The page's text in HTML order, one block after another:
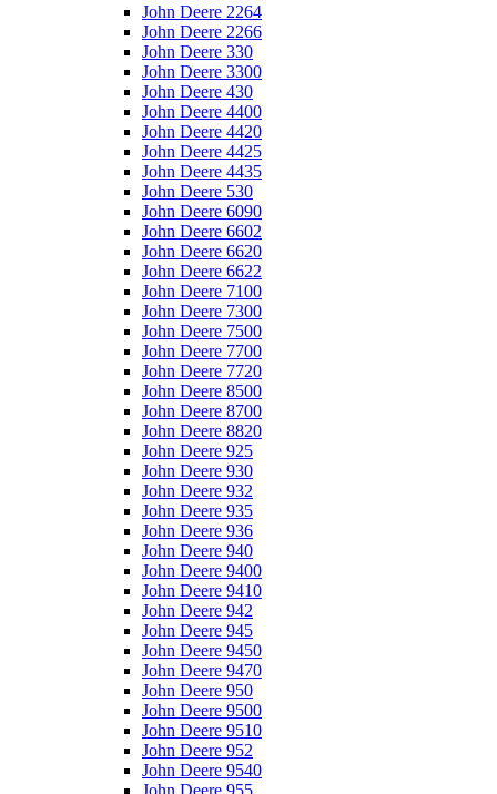
John Deere 2264
John Deere 2266
John Deere 330
John Deere 3300
John Deere 430
John Deere 4400
John Deere 4420
John Deere 4425
John Deere 4435
John Deere 530
John Deere 6090
John Deere 6602
John Deere 6620
John Deere 6622
John Deere 7100
John Deere 7300
John Deere 7500
John Deere 7700
John Deere 7720
John Deere 8500
John Deere 8700
John Deere 8820
John Deere 925
John Deere 930
John Deere 932
John Deere 935
John Deere 936
John Deere 940
John Deere 9400
John Deere 9410
John Deere 942
John Deere 945
John Deere 9450
John Deere 9470
John Deere 950
John Deere 9500
John Deere 9510
John Deere 952
John Deere 9540
John Deere 955